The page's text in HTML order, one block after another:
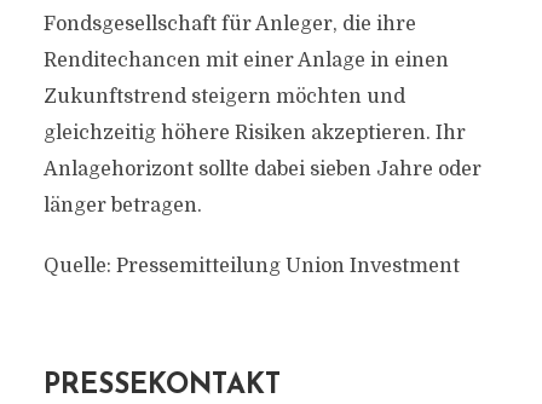
Fondsgesellschaft für Anleger, die ihre
Renditechancen mit einer Anlage in einen
Zukunftstrend steigern möchten und
gleichzeitig höhere Risiken akzeptieren. Ihr
Anlagehorizont sollte dabei sieben Jahre oder
länger betragen.
Quelle: Pressemitteilung Union Investment
PRESSEKONTAKT